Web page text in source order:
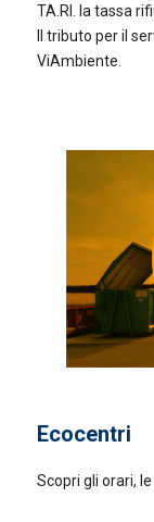
TA.RI. la tassa
Il tributo per il
ViAmbiente.
Ecocentri
Scopri gli orari,